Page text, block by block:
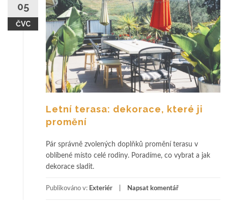
05
ČVC
Letní terasa: dekorace, které ji
promění
Pár správně zvolených doplňků promění terasu v
oblíbené místo celé rodiny. Poradíme, co vybrat a jak
dekorace sladit.
Publikováno v: Exteriér Napsat komentář